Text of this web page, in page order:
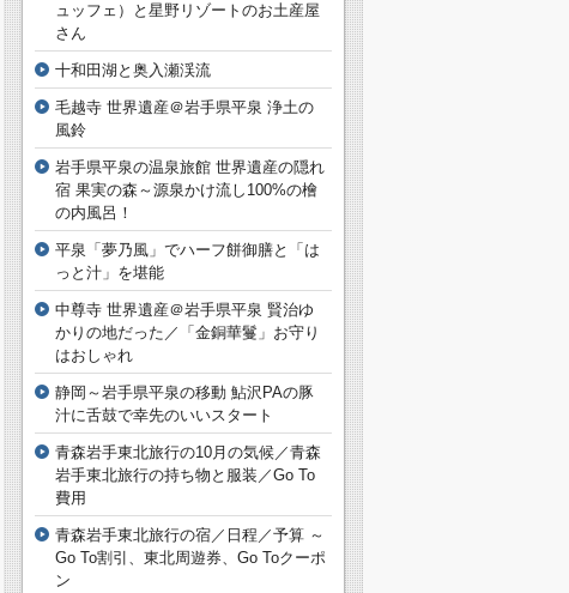
ュッフェ）と星野リゾートのお土産屋
さん
十和田湖と奥入瀬渓流
毛越寺 世界遺産＠岩手県平泉 浄土の
風鈴
岩手県平泉の温泉旅館 世界遺産の隠れ
宿 果実の森～源泉かけ流し100%の檜
の内風呂！
平泉「夢乃風」でハーフ餅御膳と「は
っと汁」を堪能
中尊寺 世界遺産＠岩手県平泉 賢治ゆ
かりの地だった／「金銅華鬘」お守り
はおしゃれ
静岡～岩手県平泉の移動 鮎沢PAの豚
汁に舌鼓で幸先のいいスタート
青森岩手東北旅行の10月の気候／青森
岩手東北旅行の持ち物と服装／Go To
費用
青森岩手東北旅行の宿／日程／予算 ～
Go To割引、東北周遊券、Go Toクーポ
ン